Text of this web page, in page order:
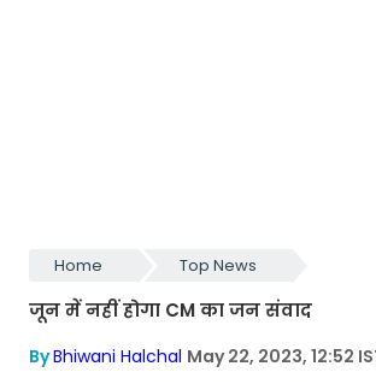
Home Top News
जून में नहीं होगा CM का जन संवाद
ByBhiwani Halchal May 22, 2023, 12:52